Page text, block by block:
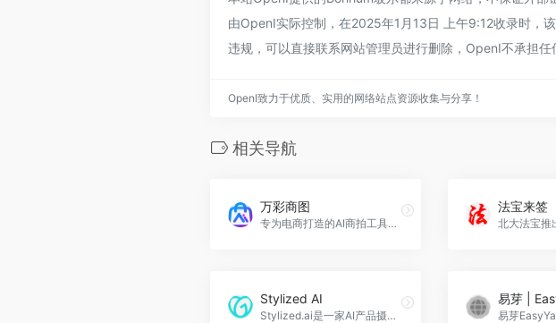
由OpenI实际控制，在2025年1月13日 上午9:12收录时，
违规，可以直接联系网站管理员进行删除，OpenI不承担任
OpenI致力于优质、实用的网络站点资源收集与分享！
相关导航
万彩商图
专为电商打造的AI商拍工具，万彩商图快速生成多样化的高质量商品图和模特图，助力商家节省成本，解决素材生产难、产图速度慢、场地设备拍摄等问题。万彩商图官网入口网址
法宝来签
Stylized AI
Stylized.ai是一家AI产品摄影工作室，帮助电商卖家轻松生成专业产品照片。
易芽 |